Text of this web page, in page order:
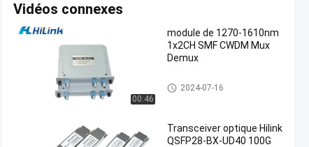
Vidéos connexes
00:46
module de 1270-1610nm
1x2CH SMF CWDM Mux
Demux
Module de CWDM Mux Demux
2024-07-16
Transceiver optique Hilink
QSFP28-BX-UD40 100G